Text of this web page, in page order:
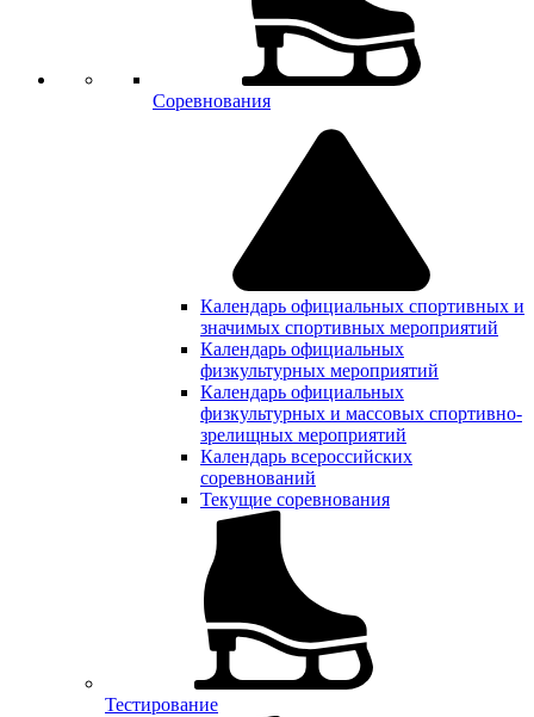
Соревнования
Календарь официальных спортивных и
значимых спортивных мероприятий
Календарь официальных
физкультурных мероприятий
Календарь официальных
физкультурных и массовых спортивно-
зрелищных мероприятий
Календарь всероссийских
соревнований
Текущие соревнования
Тестирование